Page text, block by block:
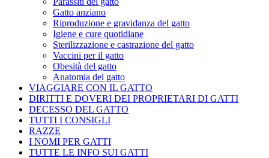
Gatto anziano
Riproduzione e gravidanza del gatto
Igiene e cure quotidiane
Sterilizzazione e castrazione del gatto
Vaccini per il gatto
Obesità del gatto
Anatomia del gatto
VIAGGIARE CON IL GATTO
DIRITTI E DOVERI DEI PROPRIETARI DI GATTI
DECESSO DEL GATTO
TUTTI I CONSIGLI
RAZZE
I NOMI PER GATTI
TUTTE LE INFO SUI GATTI